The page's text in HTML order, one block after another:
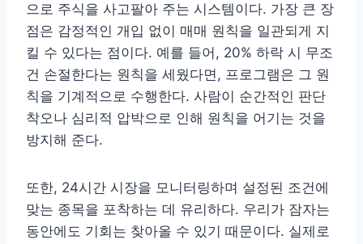
으로 주식을 사고팔아 주는 시스템이다. 가장 큰 장
점은 감정적인 개입 없이 매매 원칙을 일관되게 지
킬 수 있다는 점이다. 예를 들어, 20% 하락 시 무조
건 손절한다는 원칙을 세웠다면, 프로그램은 그 원
칙을 기계적으로 수행한다. 사람이 순간적인 판단
착오나 심리적 압박으로 인해 원칙을 어기는 것을
방지해 준다.
또한, 24시간 시장을 모니터링하며 설정된 조건에
맞는 종목을 포착하는 데 유리하다. 우리가 잠자는
동안에도 기회는 찾아올 수 있기 때문이다. 실제로